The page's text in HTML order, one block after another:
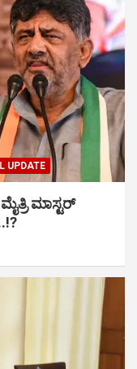
UPDATE
ಮಾಸ್ಟರ್